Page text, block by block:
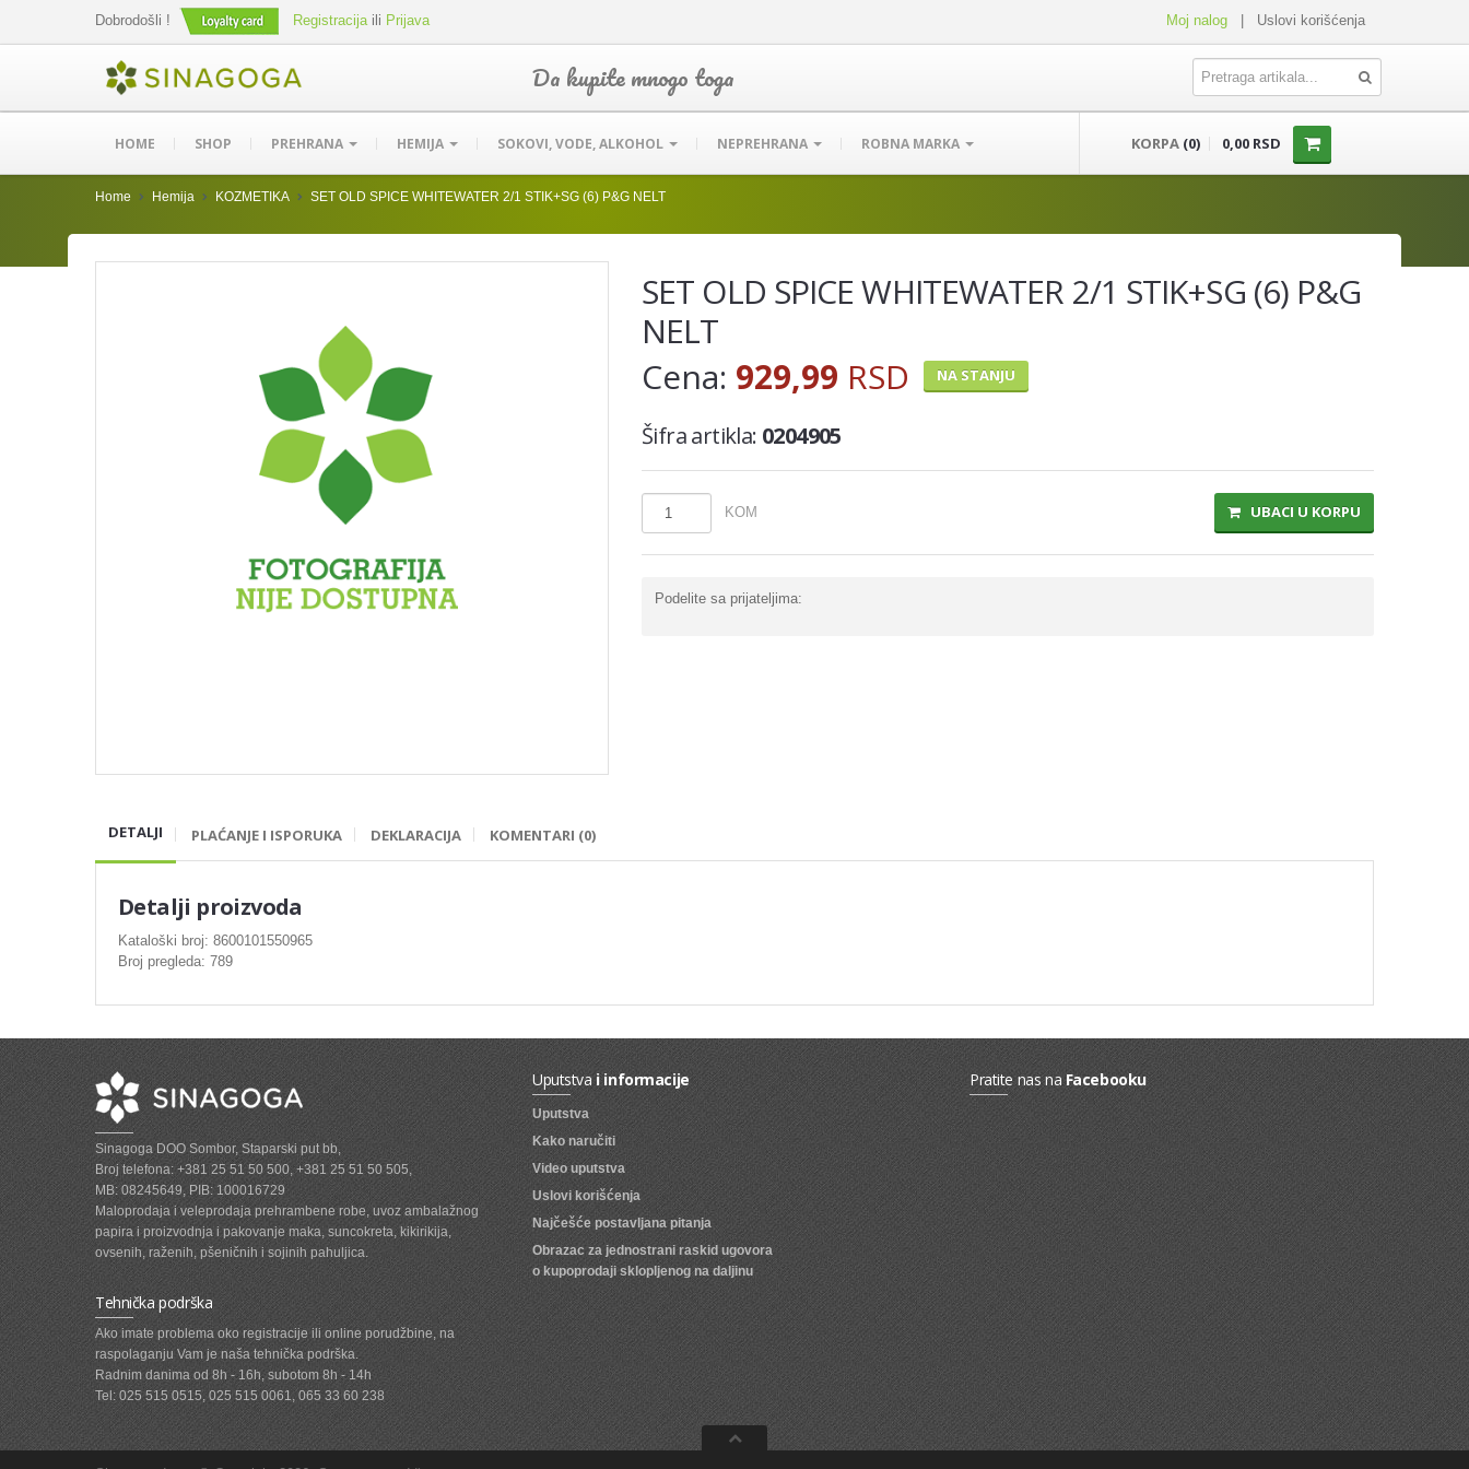
Dobrodošli ! Registracijaili Prijava Moj nalog Uslovi korišćenja
Da kupite mnogo toga
HOME SHOP PREHRANA HEMIJA SOKOVI, VODE, ALKOHOL NEPREHRANA ROBNA MARKA KORPA (0) 0,00 RSD
Home Hemija KOZMETIKA SET OLD SPICE WHITEWATER 2/1 STIK+SG (6) P&G NELT
SET OLD SPICE WHITEWATER 2/1 STIK+SG (6) P&G
NELT
Cena: 929,99 RSD NA STANJU
Šifra artikla: 0204905
KOM UBACI U KORPU
Podelite sa prijateljima:
DETALJI PLAĆANJE I ISPORUKA DEKLARACIJA KOMENTARI (0)
Detalji proizvoda
Kataloški broj: 8600101550965
Broj pregleda: 789
Sinagoga DOO Sombor, Staparski put bb,
Broj telefona: +381 25 51 50 500, +381 25 51 50 505,
MB: 08245649, PIB: 100016729
Maloprodaja i veleprodaja prehrambene robe, uvoz ambalažnog
papira i proizvodnja i pakovanje maka, suncokreta, kikirikija,
ovsenih, raženih, pšeničnih i sojinih pahuljica.
Tehnička podrška
Ako imate problema oko registracije ili online porudžbine, na
raspolaganju Vam je naša tehnička podrška.
Radnim danima od 8h - 16h, subotom 8h - 14h
Tel: 025 515 0515, 025 515 0061, 065 33 60 238
Uputstva i informacije
Uputstva
Kako naručiti
Video uputstva
Uslovi korišćenja
Najčešće postavljana pitanja
Obrazac za jednostrani raskid ugovora
o kupoprodaji sklopljenog na daljinu
Pratite nas na Facebooku